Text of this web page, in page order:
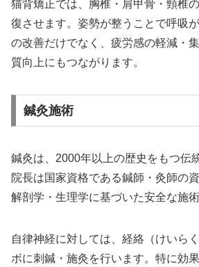
猫背矯正では、胸椎・肩甲骨・頸椎
復させます。姿勢が整うことで呼吸
の改善だけでなく、疲労感の軽減・
質向上にもつながります。
鍼灸施術
鍼灸は、2000年以上の歴史をもつ伝
院長は国家資格である鍼師・灸師の
解剖学・生理学に基づいた安全な施術
自律神経に対しては、経絡（けいら
ボに刺鍼・施灸を行います。特に効